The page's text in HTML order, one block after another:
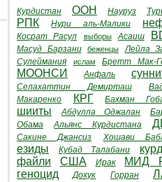
Курдистан ООН Науруз
РПК Нури аль-Малики
Косрат Расул выборы Асаиш
Масуд Барзани беженцы
Лейла
Сулеймания
ислам Бретт Мак-
МООНСИ Анфаль
Селахаттин Демирташ
Макаренко
КРГ Бахман
шииты Абдулла Оджалан
Обама
Альянс Курдистана
Сакине Джансиз Хошави
езиды Кубад Талабани
файли
США Ирак
МИД
геноцид
Дохук Горран